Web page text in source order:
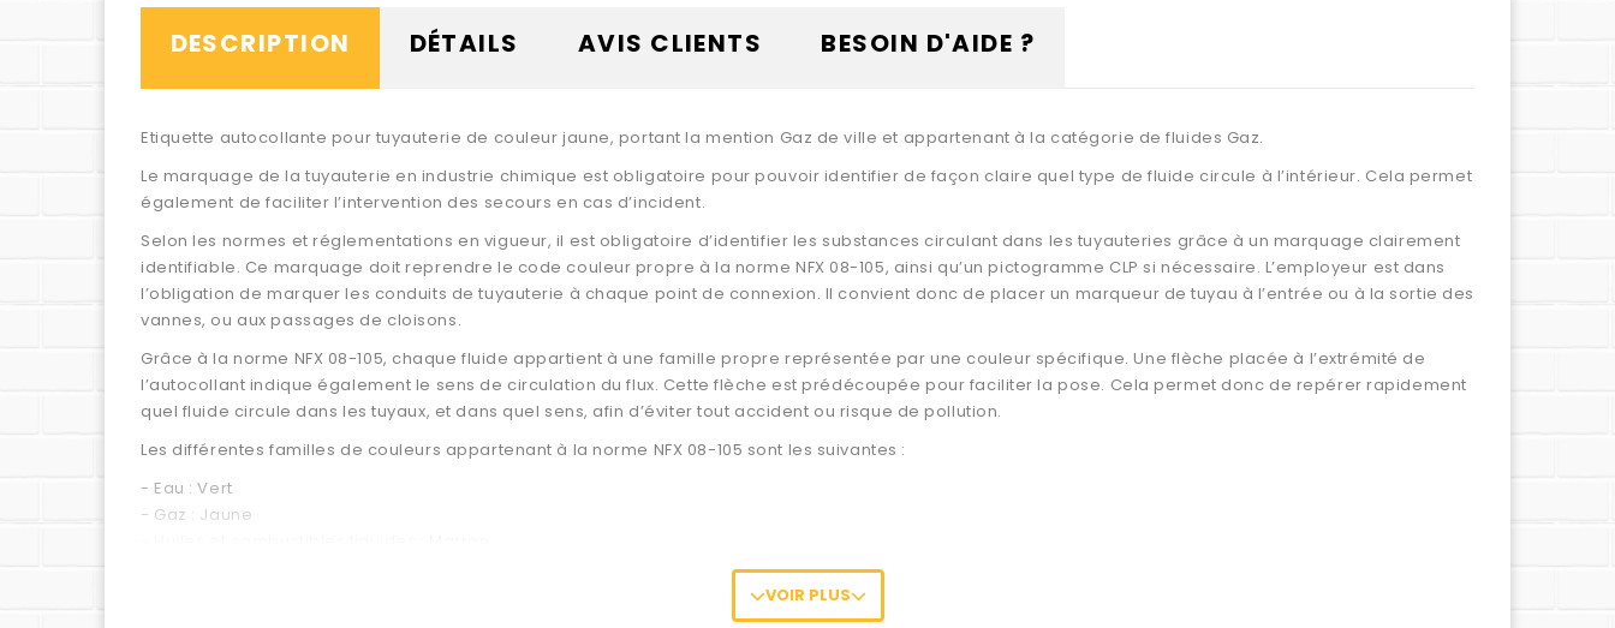
DESCRIPTION DÉTAILS AVIS CLIENTS BESOIN D'AIDE ?
Etiquette autocollante pour tuyauterie de couleur jaune, portant la mention Gaz de ville et appartenant à la catégorie de fluides Gaz.
Le marquage de la tuyauterie en industrie chimique est obligatoire pour pouvoir identifier de façon claire quel type de fluide circule à l’intérieur. Cela permet
également de faciliter l’intervention des secours en cas d’incident.
Selon les normes et réglementations en vigueur, il est obligatoire d’identifier les substances circulant dans les tuyauteries grâce à un marquage clairement
identifiable. Ce marquage doit reprendre le code couleur propre à la norme NFX 08-105, ainsi qu’un pictogramme CLP si nécessaire. L’employeur est dans
l’obligation de marquer les conduits de tuyauterie à chaque point de connexion. Il convient donc de placer un marqueur de tuyau à l’entrée ou à la sortie des
vannes, ou aux passages de cloisons.
Grâce à la norme NFX 08-105, chaque fluide appartient à une famille propre représentée par une couleur spécifique. Une flèche placée à l’extrémité de
l’autocollant indique également le sens de circulation du flux. Cette flèche est prédécoupée pour faciliter la pose. Cela permet donc de repérer rapidement
quel fluide circule dans les tuyaux, et dans quel sens, afin d’éviter tout accident ou risque de pollution.
Les différentes familles de couleurs appartenant à la norme NFX 08-105 sont les suivantes :
- Eau : Vert
- Gaz : Jaune
VOIR PLUS